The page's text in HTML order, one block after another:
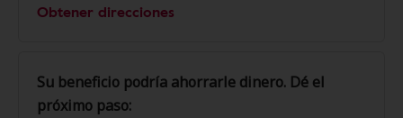
Obtener direcciones
Su beneficio podría ahorrarle dinero. Dé el
próximo paso: